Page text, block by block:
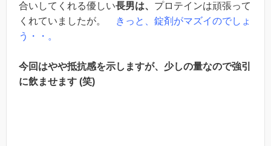
合いしてくれる優しい長男は、 プロテインは頑張って
くれていましたが。
きっと、錠剤がマズイのでしょ
う・・。
今回はやや抵抗感を示しますが、少しの量なので強引
に飲ませます (笑)